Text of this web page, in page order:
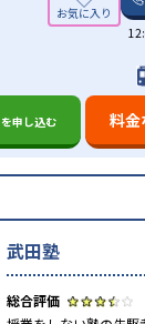
を申し込む 料金
武田塾